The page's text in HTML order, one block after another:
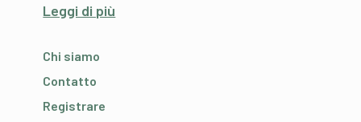
Leggi di più
Chi siamo
Contatto
Registrare